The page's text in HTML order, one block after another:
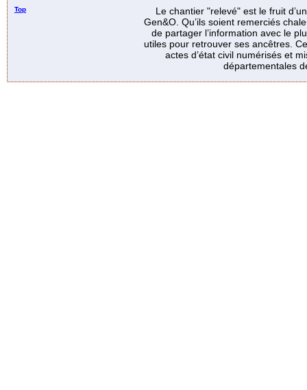
Top
Le chantier "relevé" est le fruit
Gen&O. Qu’ils soient remerciés
de partager l’information avec le
utiles pour retrouver ses ancêtres.
actes d’état civil numérisés et
départementales